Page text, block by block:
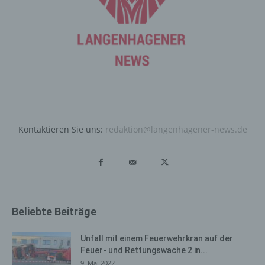
Kontaktieren Sie uns: redaktion@langenhagener-news.de
Beliebte Beiträge
Unfall mit einem Feuerwehrkran auf der
Feuer- und Rettungswache 2 in...
9. Mai 2022
automatisiertes System eine Reihe von allgemeinen
Daten und Informationen. Diese allgemeinen Daten und
gespeichert. Erfasst werden können die (1) verwendeten
Browsertypen und Versionen, (2) das vom zugreifenden
System verwendete Betriebssystem, (3) die
(5) das Datum und die Uhrzeit eines Zugriffs auf die
Adresse), (7) der Internet-Service-Provider des
Systeme dienen.
Informationen ziehen wird keine Rückschlüsse auf die
betroffene Person. Diese Informationen werden vielmehr